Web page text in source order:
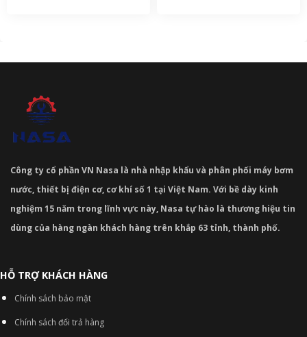
Công ty cổ phần VN Nasa là nhà nhập khẩu và phân phối máy bơm
nước, thiết bị điện cơ, cơ khí số 1 tại Việt Nam. Với bề dày kinh
nghiệm 15 năm trong lĩnh vực này, Nasa tự hào là thương hiệu tin
dùng của hàng ngàn khách hàng trên khắp 63 tỉnh, thành phố.
HỖ TRỢ KHÁCH HÀNG
Chính sách bảo mật
Chính sách đổi trả hàng